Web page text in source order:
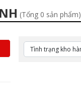
(Tổng 0 sản phẩm)